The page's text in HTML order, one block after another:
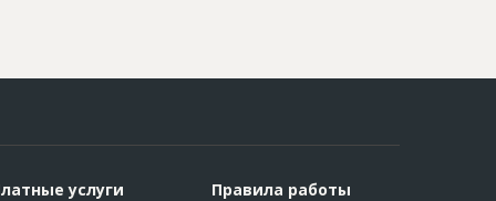
услуги
Правила работы